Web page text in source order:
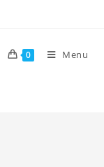
0 Menu